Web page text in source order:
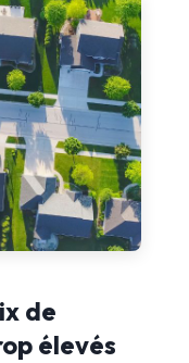
de
élevés